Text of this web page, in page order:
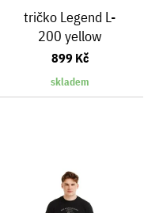
tričko Legend L-
200 yellow
899 Kč
skladem